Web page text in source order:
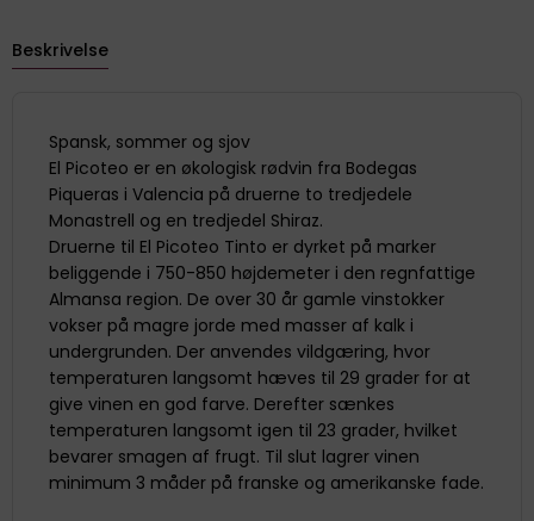
Beskrivelse
Spansk, sommer og sjov
El Picoteo er en økologisk rødvin fra Bodegas
Piqueras i Valencia på druerne to tredjedele
Monastrell og en tredjedel Shiraz.
Druerne til El Picoteo Tinto er dyrket på marker
beliggende i 750-850 højdemeter i den regnfattige
Almansa region. De over 30 år gamle vinstokker
vokser på magre jorde med masser af kalk i
undergrunden. Der anvendes vildgæring, hvor
temperaturen langsomt hæves til 29 grader for at
give vinen en god farve. Derefter sænkes
temperaturen langsomt igen til 23 grader, hvilket
bevarer smagen af frugt. Til slut lagrer vinen
minimum 3 måder på franske og amerikanske fade.